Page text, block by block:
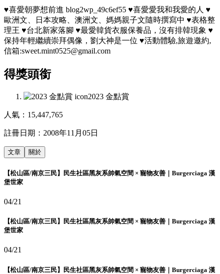
♥喜愛朝夢想前進 blog2wp_49c6ef55 ♥喜愛愛我和我愛的人 ♥
歐洲文、日本攻略、澳洲文、媽媽親子文隨時撰寫中 ♥表格整
理王 ♥台北新家落腳 ♥最愛韓貨衣服保養品，沒有排韓現象 ♥
保持年輕繼續崇拜偶像，劉大神是一位 ♥活動體驗,旅遊邀約,
信箱:sweet.mint0525@gmail.com
得獎頭銜
2023 金點賞
人氣： 15,447,765
註冊日期： 2008年11月05日
文章 關於
【松山區/南京三民】民生社區黑灰系帥氣空間 × 寵物友善｜Burgerciaga 漢
堡世家
04/21
【松山區/南京三民】民生社區黑灰系帥氣空間 × 寵物友善｜Burgerciaga 漢
堡世家
04/21
【松山區/南京三民】民生社區黑灰系帥氣空間 × 寵物友善｜Burgerciaga 漢